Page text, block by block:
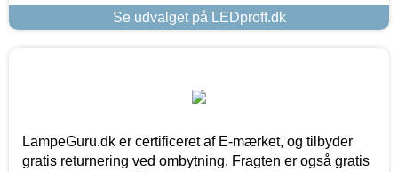
Se udvalget på LEDproff.dk
LampeGuru.dk er certificeret af E-mærket, og tilbyder
gratis returnering ved ombytning. Fragten er også gratis